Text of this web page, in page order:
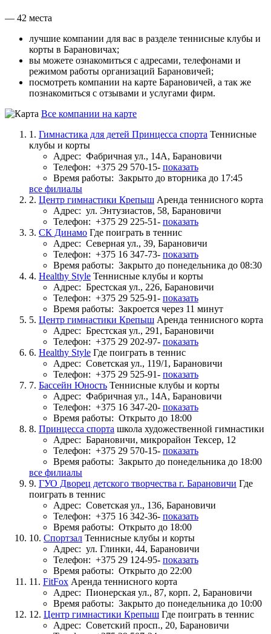
— 42 места
лучшие компании для вас в разделе теннисные клубы и
корты в Барановичах;
вы можете ознакомиться с адресами, телефонами и
режимом работы организаций Барановичей;
посмотреть компании на карте Барановичей, а так же
познакомиться с отзывами и услугами фирм.
Все компании на карте
1. Гимнастика для детей Принцесса спорта Теннисные
клубы и корты
Адрес: Фабричная ул., 14А, Барановичи
Телефон: +375 29 570-15- показать
Время работы: Закрыто до вторника до 17:45
все филиалы
2. Центр гимнастики Крепыш Аренда теннисного корта
Адрес: ул. Энтузиастов, 58, Барановичи
Телефон: +375 29 225-51- показать
3. СК Динамо Где поиграть в теннис
Адрес: Северная ул., 39, Барановичи
Телефон: +375 16 347-73- показать
Время работы: Закрыто до понедельника до 08:30
4. Healthy Style Теннисные клубы и корты
Адрес: Брестская ул., 226, Барановичи
Телефон: +375 29 525-91- показать
Время работы: Закроется через 11 минут
5. Центр гимнастики Крепыш Аренда теннисного корта
Адрес: Брестская ул., 291, Барановичи
Телефон: +375 29 202-97- показать
6. Healthy Style Где поиграть в теннис
Адрес: Советская ул., 119/1, Барановичи
Телефон: +375 29 525-91- показать
7. Бассейн Юность Теннисные клубы и корты
Адрес: Фабричная ул., 14А, Барановичи
Телефон: +375 16 347-20- показать
Время работы: Открыто до 18:00
8. Принцесса спорта школа художественной гимнастики
Адрес: Барановичи, микрорайон Тексер, 12
Телефон: +375 29 570-15- показать
Время работы: Закрыто до понедельника до 18:00
все филиалы
9. ГУО Дворец детского творчества г. Барановичи Где
поиграть в теннис
Адрес: Советская ул., 136, Барановичи
Телефон: +375 16 342-36- показать
Время работы: Открыто до 18:00
10. Спортзал Теннисные клубы и корты
Адрес: ул. Глинки, 44, Барановичи
Телефон: +375 29 124-95- показать
Время работы: Открыто до 22:00
11. FitFox Аренда теннисного корта
Адрес: Пионерская ул., 87, корп. 2, Барановичи
Время работы: Закрыто до понедельника до 10:00
12. Центр гимнастики Крепыш Где поиграть в теннис
Адрес: Советский просп., 20, Барановичи